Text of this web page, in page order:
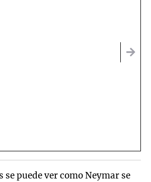
se puede ver como Neymar se